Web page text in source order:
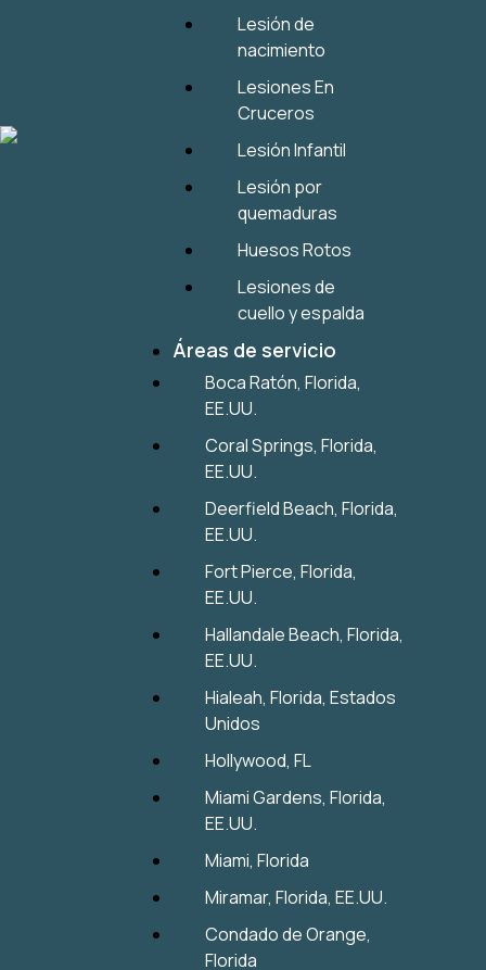
Lesión de
nacimiento
Lesiones En
Cruceros
Lesión Infantil
Lesión por
quemaduras
Huesos Rotos
Lesiones de
cuello y espalda
Áreas de servicio
Boca Ratón, Florida,
EE.UU.
Coral Springs, Florida,
EE.UU.
Deerfield Beach, Florida,
EE.UU.
Fort Pierce, Florida,
EE.UU.
Hallandale Beach, Florida,
EE.UU.
Hialeah, Florida, Estados
Unidos
Hollywood, FL
Miami Gardens, Florida,
EE.UU.
Miami, Florida
Miramar, Florida, EE.UU.
Condado de Orange,
Florida